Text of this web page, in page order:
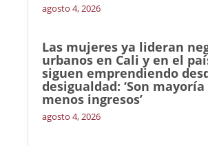
agosto 4, 2026
Las mujeres ya lideran
urbanos en Cali y en el
siguen emprendiendo
desigualdad: ‘Son mayoría
menos ingresos’
agosto 4, 2026